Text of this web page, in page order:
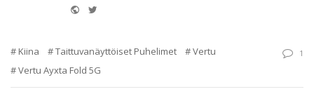
Website
Kiina Taittuvanäyttöiset Puhelimet
Vertu
Vertu Ayxta Fold 5G
1